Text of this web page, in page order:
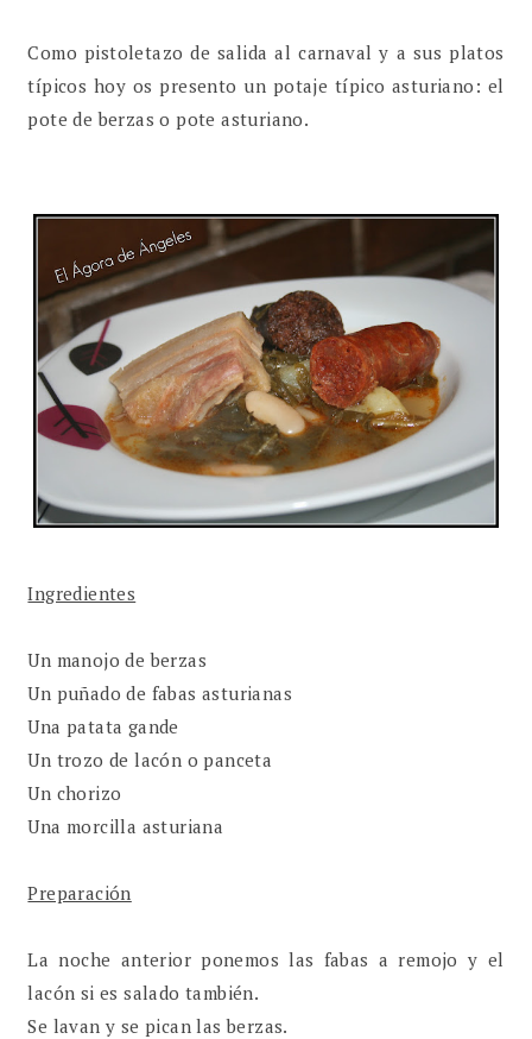
Como pistoletazo de salida al carnaval y a sus platos
típicos hoy os presento un potaje típico asturiano: el
pote de berzas o pote asturiano.
Ingredientes
Un manojo de berzas
Un puñado de fabas asturianas
Una patata gande
Un trozo de lacón o panceta
Un chorizo
Una morcilla asturiana
Preparación
La noche anterior ponemos las fabas a remojo y el
lacón si es salado también.
Se lavan y se pican las berzas.